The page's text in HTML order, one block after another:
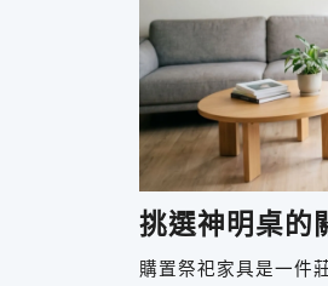
挑選神明桌的
購置祭祀家具是一件